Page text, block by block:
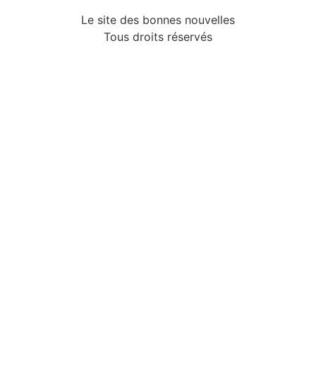
Le site des bonnes nouvelles
Tous droits réservés